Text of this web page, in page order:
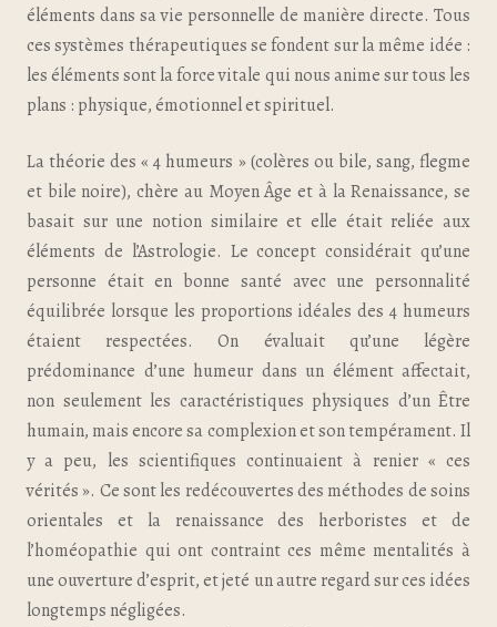
éléments dans sa vie personnelle de manière directe. Tous
ces systèmes thérapeutiques se fondent sur la même idée :
les éléments sont la force vitale qui nous anime sur tous les
plans : physique, émotionnel et spirituel.
La théorie des « 4 humeurs » (colères ou bile, sang, flegme
et bile noire), chère au Moyen Âge et à la Renaissance, se
basait sur une notion similaire et elle était reliée aux
éléments de l’Astrologie. Le concept considérait qu’une
personne était en bonne santé avec une personnalité
équilibrée lorsque les proportions idéales des 4 humeurs
étaient respectées. On évaluait qu’une légère
prédominance d’une humeur dans un élément affectait,
non seulement les caractéristiques physiques d’un Être
humain, mais encore sa complexion et son tempérament. Il
y a peu, les scientifiques continuaient à renier « ces
vérités ». Ce sont les redécouvertes des méthodes de soins
orientales et la renaissance des herboristes et de
l’homéopathie qui ont contraint ces même mentalités à
une ouverture d’esprit, et jeté un autre regard sur ces idées
longtemps négligées.